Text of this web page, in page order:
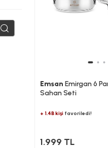
Emsan Emirgan 6
Sahan Seti
+ 1.4B kişifavoriledi!
1.999 TL